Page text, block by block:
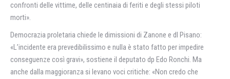
confronti delle vittime, delle centinaia di feriti e degli stessi piloti
morti».
Democrazia proletaria chiede le dimissioni di Zanone e dl Pisano:
«L’incidente era prevedibilissimo e nulla è stato fatto per impedire
conseguenze così gravi», sostiene il deputato dp Edo Ronchi. Ma
anche dalla maggioranza si levano voci critiche: «Non credo che